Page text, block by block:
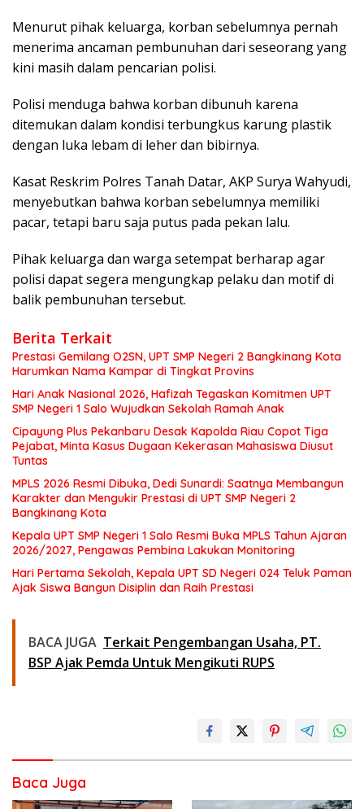
Menurut pihak keluarga, korban sebelumnya pernah
menerima ancaman pembunuhan dari seseorang yang
kini masih dalam pencarian polisi.
Polisi menduga bahwa korban dibunuh karena
ditemukan dalam kondisi terbungkus karung plastik
dengan luka lebam di leher dan bibirnya.
Kasat Reskrim Polres Tanah Datar, AKP Surya Wahyudi,
menyebutkan bahwa korban sebelumnya memiliki
pacar, tetapi baru saja putus pada pekan lalu.
Pihak keluarga dan warga setempat berharap agar
polisi dapat segera mengungkap pelaku dan motif di
balik pembunuhan tersebut.
Berita Terkait
Prestasi Gemilang O2SN, UPT SMP Negeri 2 Bangkinang Kota
Harumkan Nama Kampar di Tingkat Provins
Hari Anak Nasional 2026, Hafizah Tegaskan Komitmen UPT
SMP Negeri 1 Salo Wujudkan Sekolah Ramah Anak
Cipayung Plus Pekanbaru Desak Kapolda Riau Copot Tiga
Pejabat, Minta Kasus Dugaan Kekerasan Mahasiswa Diusut
Tuntas
MPLS 2026 Resmi Dibuka, Dedi Sunardi: Saatnya Membangun
Karakter dan Mengukir Prestasi di UPT SMP Negeri 2
Bangkinang Kota
Kepala UPT SMP Negeri 1 Salo Resmi Buka MPLS Tahun Ajaran
2026/2027, Pengawas Pembina Lakukan Monitoring
Hari Pertama Sekolah, Kepala UPT SD Negeri 024 Teluk Paman
Ajak Siswa Bangun Disiplin dan Raih Prestasi
BACA JUGA Terkait Pengembangan Usaha, PT.
BSP Ajak Pemda Untuk Mengikuti RUPS
Baca Juga